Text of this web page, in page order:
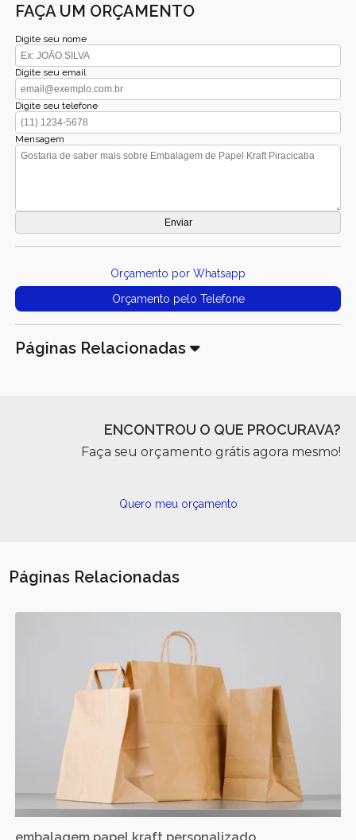
FAÇA UM ORÇAMENTO
Digite seu nome
Digite seu email
Digite seu telefone
Mensagem
Orçamento por Whatsapp
Orçamento pelo Telefone
Páginas Relacionadas
ENCONTROU O QUE PROCURAVA?
Faça seu orçamento grátis agora mesmo!
Quero meu orçamento
Páginas Relacionadas
embalagem papel kraft personalizado